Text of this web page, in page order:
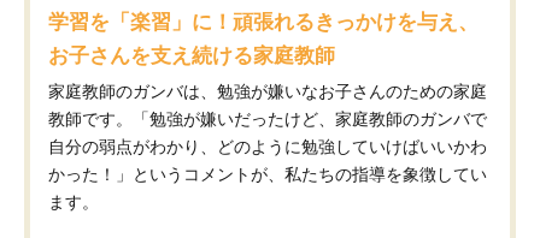
学習を「楽習」に！頑張れるきっかけを与え、
お子さんを支え続ける家庭教師
家庭教師のガンバは、勉強が嫌いなお子さんのための家庭
教師です。「勉強が嫌いだったけど、家庭教師のガンバで
自分の弱点がわかり、どのように勉強していけばいいかわ
かった！」というコメントが、私たちの指導を象徴してい
ます。